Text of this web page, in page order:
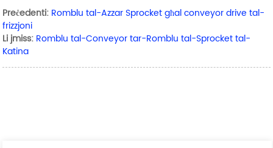
Preċedenti: Romblu tal-Azzar Sprocket għal conveyor drive tal-
frizzjoni
Li jmiss: Romblu tal-Conveyor tar-Romblu tal-Sprocket tal-
Katina